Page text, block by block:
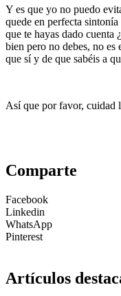
Y es que yo no puedo
quede en perfecta
que te hayas dado cuenta
bien pero no debes, no es
que sí y de que sabéis a
Así que por favor, cuidad
Comparte
Facebook
Linkedin
WhatsApp
Pinterest
Artículos